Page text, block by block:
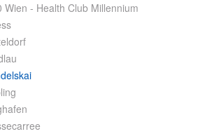
Wien - Health Club Millennium